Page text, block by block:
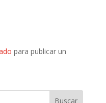
para publicar un